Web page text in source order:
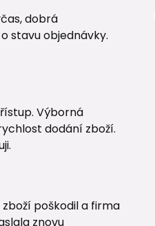
dobrá
stavu objednávky.
Výborná
dodání zboží.
poškodil a firma
znovu